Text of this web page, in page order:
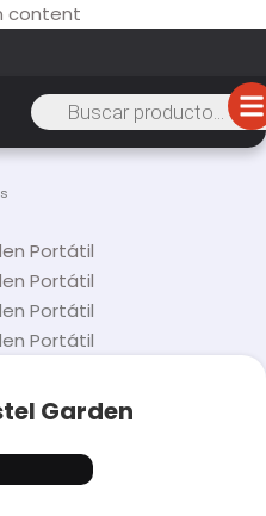
content
Garden